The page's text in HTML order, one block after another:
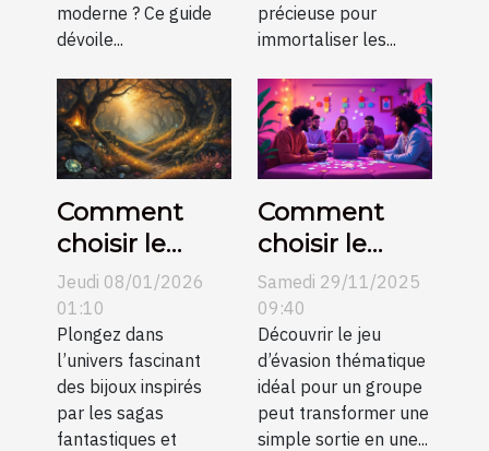
moderne ? Ce guide
dévoile...
précieuse pour
immortaliser les...
Comment
choisir le
parfait bijou
inspiré de
célèbres
sagas
fantastiques
?
Jeudi 08/01/2026
01:10
Plongez dans
l’univers fascinant
des bijoux inspirés
par les sagas
fantastiques et
Comment
choisir le
meilleur jeu
d'évasion
thématique
pour votre
groupe ?
Samedi 29/11/2025
09:40
Découvrir le jeu
d’évasion thématique
idéal pour un groupe
peut transformer une
simple sortie en une...